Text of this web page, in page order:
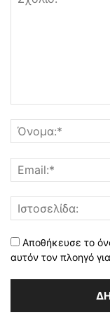
Αποθήκευσε το
αυτόν τον πλοηγό